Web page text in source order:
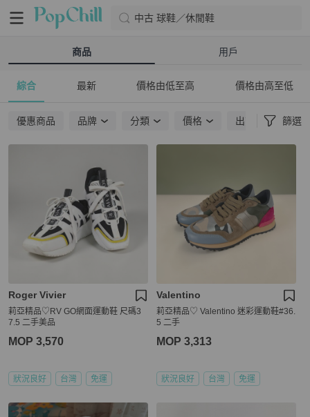
中古 球鞋／休閒鞋
商品 用戶
綜合 最新 價格由低至高 價格由高至低
優惠商品 品牌 分類 價格 出貨地點 篩選
Roger Vivier
莉亞精品♡RV GO網面運動鞋 尺碼3
7.5 二手美品
MOP 3,570
狀況良好 台灣 免運
Valentino
莉亞精品♡ Valentino 迷彩運動鞋#36.
5 二手
MOP 3,313
狀況良好 台灣 免運